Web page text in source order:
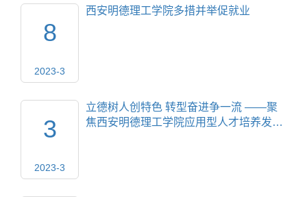
8
2023-3
西安明德理工学院多措并举促就业
3
2023-3
立德树人创特色 转型奋进争一流 ——聚
焦西安明德理工学院应用型人才培养发…